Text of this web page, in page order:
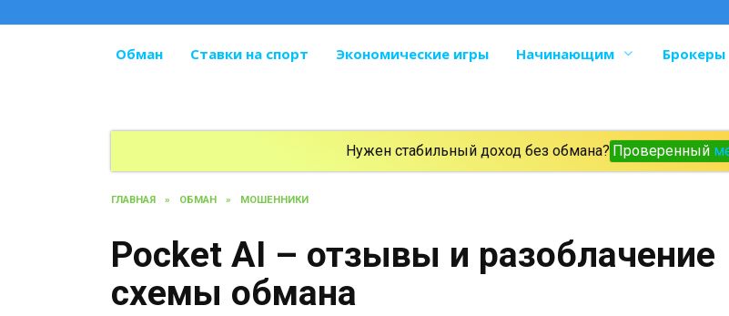
Обман Ставки на спорт Экономические игры Начинающим Брокеры
Нужен стабильный доход без обмана? Проверенный
ГЛАВНАЯ » ОБМАН » МОШЕННИКИ
Pocket AI – отзывы и разоблачение
схемы обмана